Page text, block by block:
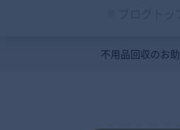
不用品回収のお